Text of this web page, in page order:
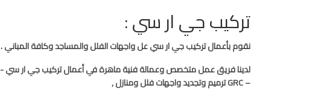
تركيب جي ار سي :
نقوم بأعمال تركيب جي ار سي عل واجهات الفلل والمساجد وكافة المباني .
– GRC ترميم وتجديد واجهات فلل ومنازل ,